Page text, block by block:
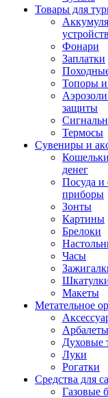
Товары для
Фонари
Заплатки
Топоры
защиты
Термосы
Сувениры и
денег
Посуда и
приборы
Зонты
Картины
Брелоки
Часы
Макеты
Метательное
Арбалеты
Духовые
Луки
Рогатки
Средства для
Газовые